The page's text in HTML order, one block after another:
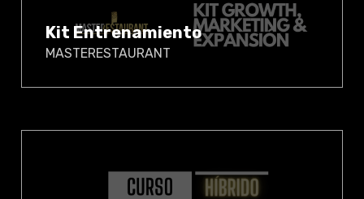
Kit Entrenamiento
MASTERESTAURANT